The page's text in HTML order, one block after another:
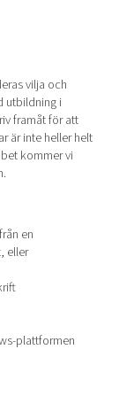
vilja och
utbildning i
framåt för att
är inte heller helt
kommer vi
en
eller
plattformen